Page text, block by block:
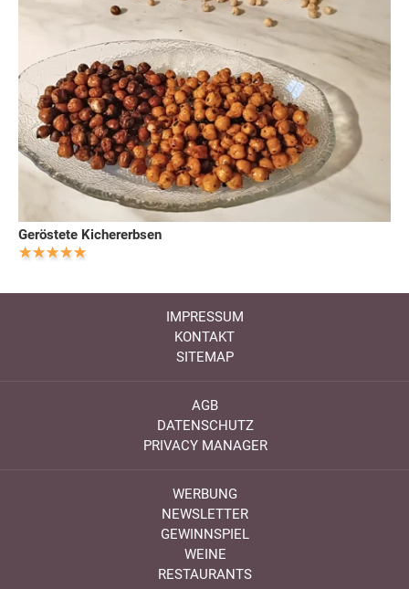
Geröstete Kichererbsen
IMPRESSUM
KONTAKT
SITEMAP
AGB
DATENSCHUTZ
PRIVACY MANAGER
WERBUNG
NEWSLETTER
GEWINNSPIEL
WEINE
RESTAURANTS